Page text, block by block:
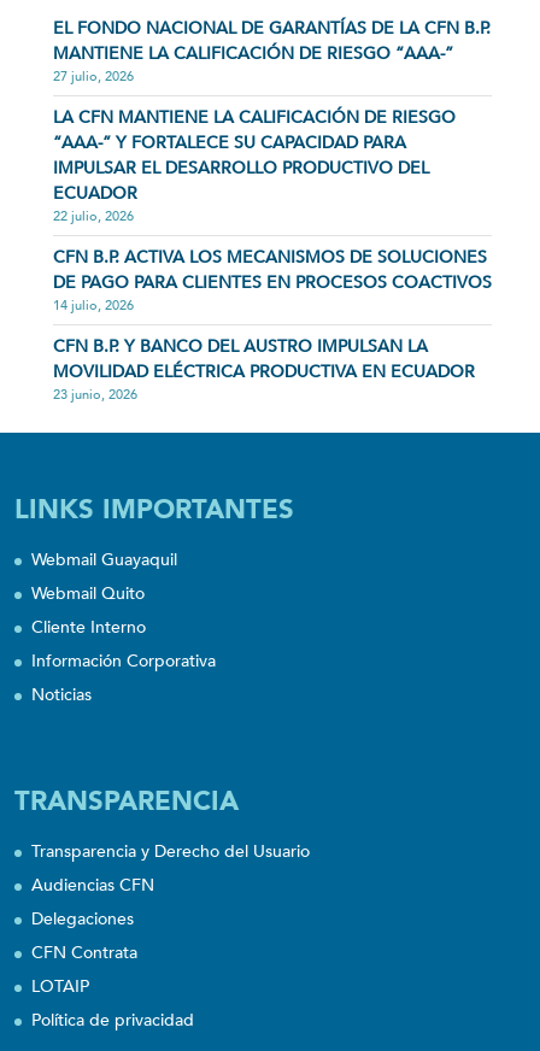
EL FONDO NACIONAL DE GARANTÍAS DE LA CFN B.P.
MANTIENE LA CALIFICACIÓN DE RIESGO “AAA-”
27 julio, 2026
LA CFN MANTIENE LA CALIFICACIÓN DE RIESGO
“AAA-” Y FORTALECE SU CAPACIDAD PARA
IMPULSAR EL DESARROLLO PRODUCTIVO DEL
ECUADOR
22 julio, 2026
CFN B.P. ACTIVA LOS MECANISMOS DE SOLUCIONES
DE PAGO PARA CLIENTES EN PROCESOS COACTIVOS
14 julio, 2026
CFN B.P. Y BANCO DEL AUSTRO IMPULSAN LA
MOVILIDAD ELÉCTRICA PRODUCTIVA EN ECUADOR
23 junio, 2026
LINKS IMPORTANTES
Webmail Guayaquil
Webmail Quito
Cliente Interno
Información Corporativa
Noticias
TRANSPARENCIA
Transparencia y Derecho del Usuario
Audiencias CFN
Delegaciones
CFN Contrata
LOTAIP
Política de privacidad